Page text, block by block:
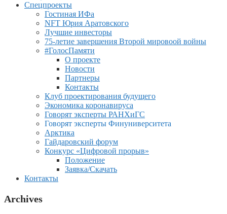
Спецпроекты
Гостиная ИФа
NFT Юрия Аратовского
Лучшие инвесторы
75-летие завершения Второй мировоой войны
#ГолосПамяти
О проекте
Новости
Партнеры
Контакты
Клуб проектирования будущего
Экономика коронавируса
Говорят эксперты РАНХиГС
Говорят эксперты Финуниверситета
Арктика
Гайдаровский форум
Конкурс «Цифровой прорыв»
Положение
Заявка/Скачать
Контакты
Archives